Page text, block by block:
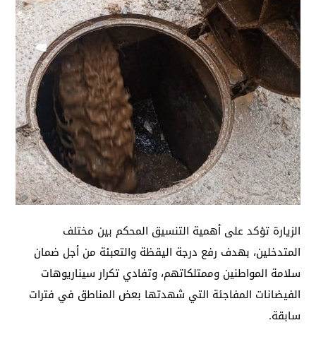
الزيارة تؤكد على أهمية التنسيق المحكم بين مختلف
المتدخلين، بهدف رفع درجة اليقظة والتعبئة من أجل ضمان
سلامة المواطنين وممتلكاتهم، وتفادي تكرار سيناريوهات
الفيضانات المفاجئة التي شهدتها بعض المناطق في فترات
سابقة.